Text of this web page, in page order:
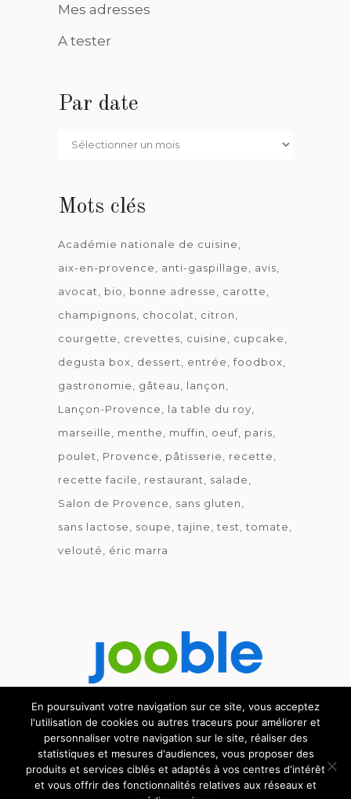
Mes adresses
A tester
Par date
Par
Mots clés
Académie nationale de cuisine
aix-en-provence
anti-gaspillage
avis
avocat
bio bonne adresse
carotte
champignons
chocolat
citron
courgette
crevettes cuisine
cupcake
degusta box
dessert entrée
foodbox
gastronomie
gâteau
lançon
Lançon-Provence
la table du roy
marseille
menthe muffin oeuf paris
poulet
Provence pâtisserie
recette
recette facile
restaurant
salade
Salon de Provence
sans gluten
sans lactose
soupe tajine test
tomate
velouté
éric marra
Découvrez le métier de la cuisine.
En poursuivant votre navigation sur ce site, vous acceptez
l'utilisation de cookies ou autres traceurs pour améliorer et
personnaliser votre navigation sur le site, réaliser des
statistiques et mesures d'audiences, vous proposer des
produits et services ciblés et adaptés à vos centres d'intérêt
et vous offrir des fonctionnalités relatives aux réseaux et